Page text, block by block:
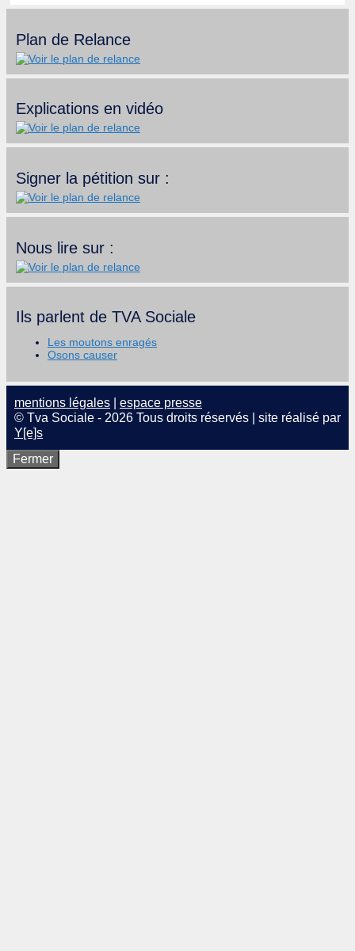
Plan de Relance
Explications en vidéo
Signer la pétition sur :
Nous lire sur :
Ils parlent de TVA Sociale
Les moutons enragés
Osons causer
mentions légales
espace presse
© Tva Sociale - 2026 Tous droits réservés | site réalisé par
Y[e]s
Fermer